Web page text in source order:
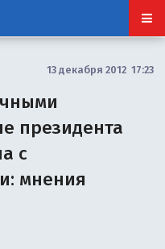
13 декабря 2012 17:23
президента
с
мнения